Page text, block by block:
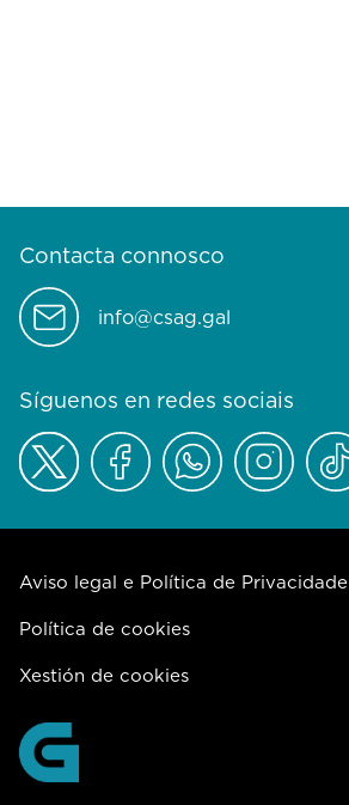
Contacta connosco
info@csag.gal
Síguenos en redes sociais
Aviso legal e Política de Privacidade
Política de cookies
Xestión de cookies